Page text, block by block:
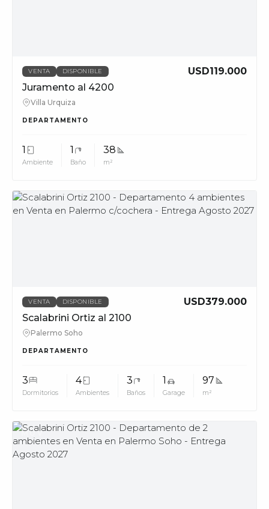
VENTA DISPONIBLE
USD119.000
Juramento al 4200
Villa Urquiza
DEPARTAMENTO
1
Ambiente
1
Baño
38
m²
MUV
VENTA DISPONIBLE
USD379.000
Scalabrini Ortiz al 2100
Palermo Soho
DEPARTAMENTO
3
Dormitorios
4
Ambientes
3
Baños
1
Garage
97
m²
MUV